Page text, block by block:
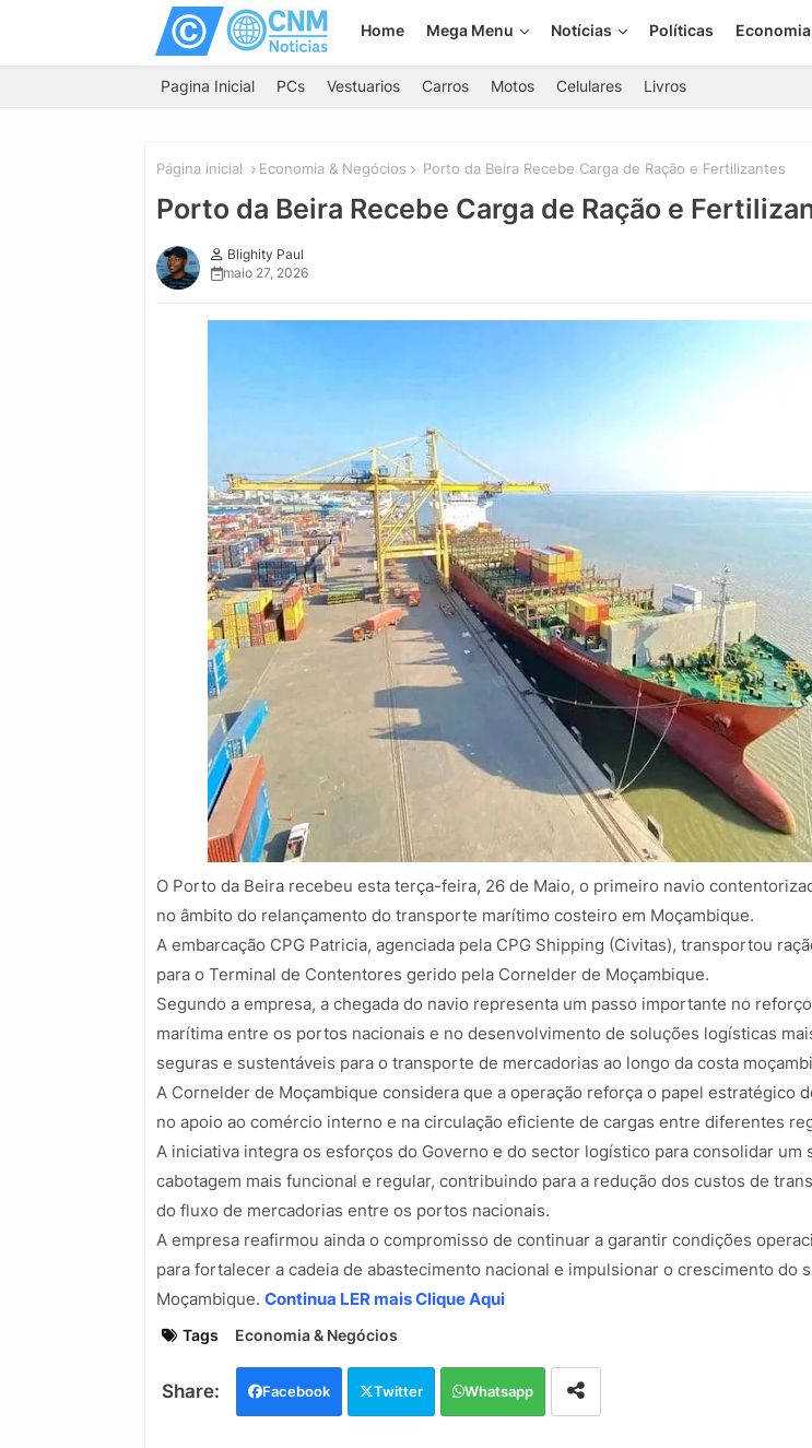
Home Mega Menu Notícias Políticas
Pagina Inicial PCs Vestuarios Carros Motos Celulares Livros
Página inicial Economia & Negócios Porto da Beira Recebe Carga de Ração e Fertilizantes
Porto da Beira Recebe Carga de Ração e
Blighity Paul
maio 27, 2026
O Porto da Beira recebeu esta terça-feira, 26 de Maio, o primeiro navio
no âmbito do relançamento do transporte marítimo costeiro em Moçambique.
A embarcação CPG Patricia, agenciada pela CPG Shipping (Civitas), transportou
para o Terminal de Contentores gerido pela Cornelder de Moçambique.
Segundo a empresa, a chegada do navio representa um passo importante no
marítima entre os portos nacionais e no desenvolvimento de soluções logísticas
seguras e sustentáveis para o transporte de mercadorias ao longo da costa
A Cornelder de Moçambique considera que a operação reforça o papel estratégico
no apoio ao comércio interno e na circulação eficiente de cargas entre diferentes
A iniciativa integra os esforços do Governo e do sector logístico para consolidar um
cabotagem mais funcional e regular, contribuindo para a redução dos custos de
do fluxo de mercadorias entre os portos nacionais.
A empresa reafirmou ainda o compromisso de continuar a garantir condições
para fortalecer a cadeia de abastecimento nacional e impulsionar o crescimento do
Moçambique. Continua LER mais Clique Aqui
Tags Economia & Negócios
Facebook Twitter Whatsapp